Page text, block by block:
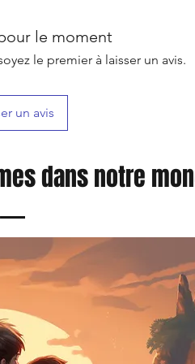
le moment
le premier à laisser un avis.
un avis
dans notre